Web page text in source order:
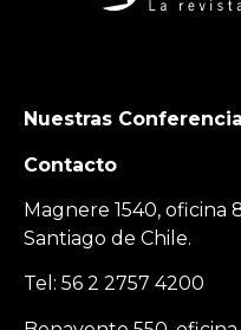
Nuestras
Contacto
Magnere 1540, oficina
Santiago de Chile.
Tel: 56 2 2757 4200